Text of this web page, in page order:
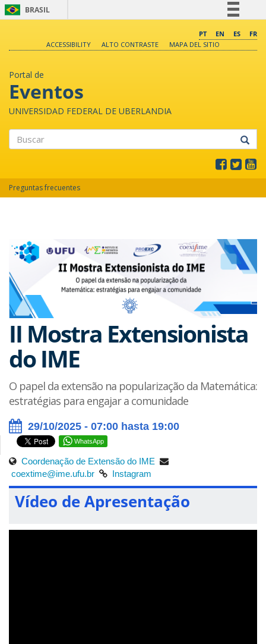
BRASIL
Comunica BR
PT EN ES
FR
ACCESSIBILITY
ALTO CONTRASTE MAPA DEL SITIO
Portal de
Eventos
UNIVERSIDAD FEDERAL DE UBERLANDIA
Preguntas frecuentes
II Mostra Extensionista
do IME
O papel da extensão na popularização da Matemática:
estratégias para engajar a comunidade
29/10/2025 - 07:00 hasta 19:00
WhatsApp
Coordenação de Extensão do IME
coextime@ime.ufu.br
Instagram
Vídeo de Apresentação